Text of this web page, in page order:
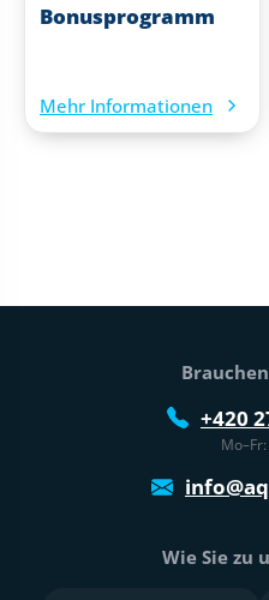
Bonusprogramm
Mehr Informationen
Fußtext der Website
+420
Wie Sie zu